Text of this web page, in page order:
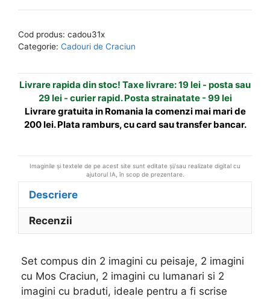
de
minifelicitari
Craciun
e
n
t
i
Cod produs: cadou31x
Categorie: Cadouri de Craciun
Livrare rapida din stoc! Taxe livrare: 19 lei - posta sau
29 lei - curier rapid. Posta strainatate - 99 lei
Livrare gratuita in Romania la comenzi mai mari de
200 lei. Plata ramburs, cu card sau transfer bancar.
Imaginile și textele de pe acest site sunt editate și/sau realizate digital cu
ajutorul IA, în scop de prezentare.
Descriere
Recenzii
Set compus din 2 imagini cu peisaje, 2 imagini
cu Mos Craciun, 2 imagini cu lumanari si 2
imagini cu braduti, ideale pentru a fi scrise